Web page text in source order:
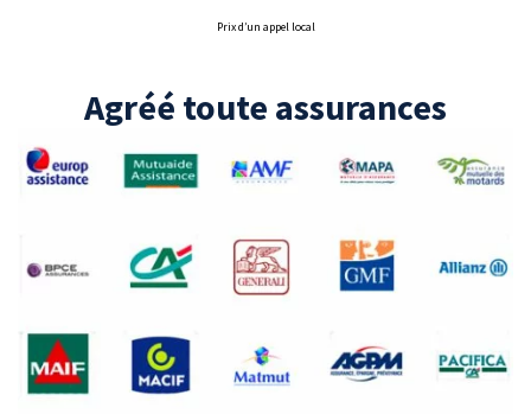
Prix d’un appel local
Agréé toute assurances